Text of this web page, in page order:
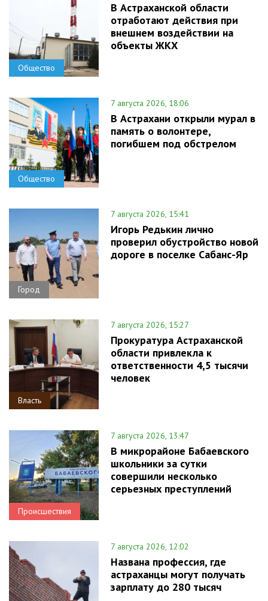
Общество
В Астраханской области
отработают действия при
внешнем воздействии на
объекты ЖКХ
Общество
7 августа 2026, 18:06
В Астрахани открыли мурал в
память о волонтере,
погибшем под обстрелом
Город
7 августа 2026, 15:41
Игорь Редькин лично
проверил обустройство новой
дороге в поселке Сабанс-Яр
Власть
7 августа 2026, 15:27
Прокуратура Астраханской
области привлекла к
ответственности 4,5 тысячи
человек
Происшествия
7 августа 2026, 13:47
В микрорайоне Бабаевского
школьники за сутки
совершили несколько
серьезных преступлений
7 августа 2026, 12:02
Названа профессия, где
астраханцы могут получать
зарплату до 280 тысяч